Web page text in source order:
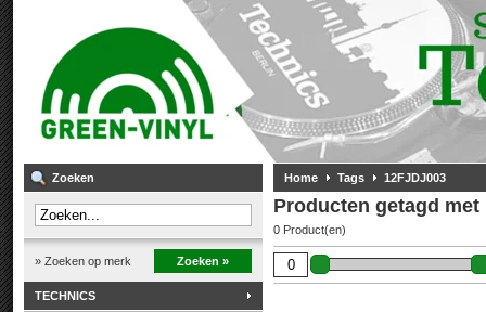
Zoeken
» Zoeken op merk Zoeken »
TECHNICS
Home Tags 12FJDJ003
Producten getagd met
0 Product(en)